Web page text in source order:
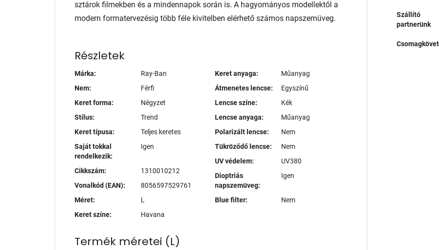
sztárok filmekben és a mindennapok során is. A hagyományos modellektől a
modern formatervezésig több féle kivitelben elérhető számos napszemüveg.
Részletek
Márka:
Ray-Ban
Nem:
Férfi
Keret forma:
Négyzet
Stílus:
Trend
Keret típusa:
Teljes keretes
Saját tokkal
rendelkezik:
Igen
Cikkszám:
1310010212
Vonalkód (EAN):
8056597529761
Méret:
L
Keret színe:
Havana
Keret anyaga:
Műanyag
Átmenetes lencse:
Egyszínű
Lencse színe:
Kék
Lencse anyaga:
Műanyag
Polarizált lencse:
Nem
Tükröződő lencse:
Nem
UV védelem:
UV380
Dioptriás
napszemüveg:
Igen
Blue filter: Nem
Termék méretei (L)
Szállító
partnerünk